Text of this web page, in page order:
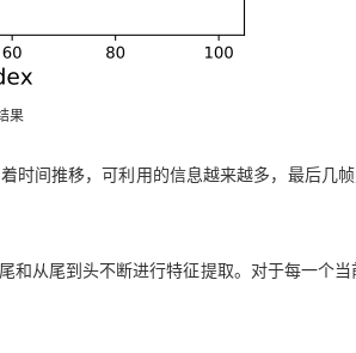
果
时间推移，可利用的信息越来越多，最后几
和从尾到头不断进行特征提取。对于每一个